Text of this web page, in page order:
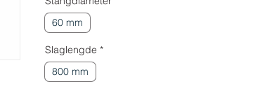
60 mm
Slaglengde *
800 mm